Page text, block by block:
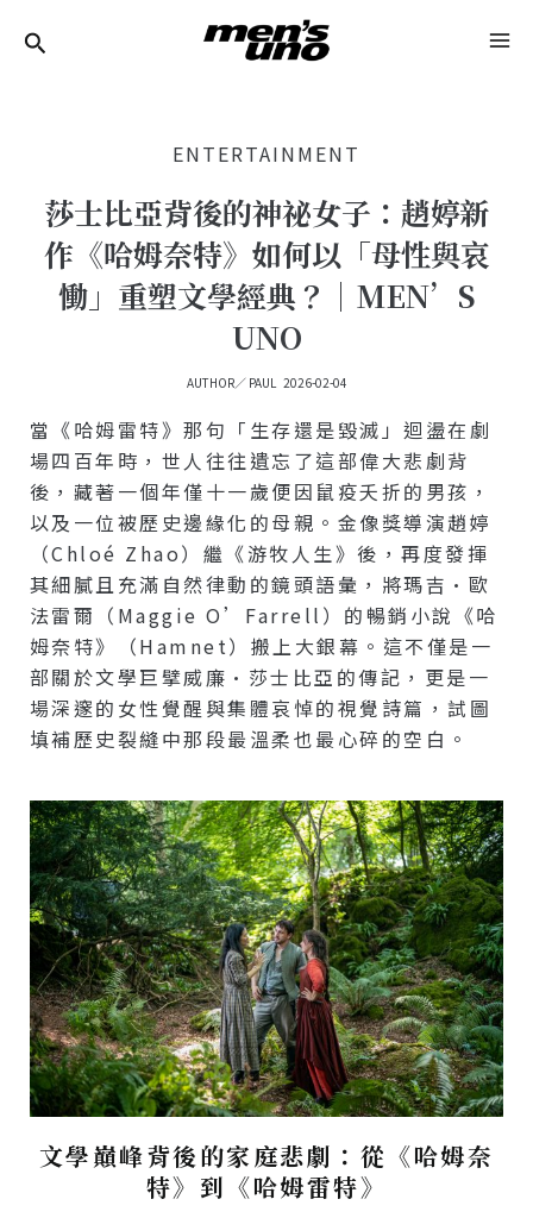
ENTERTAINMENT
莎士比亞背後的神祕女子：趙婷新
作《哈姆奈特》如何以「母性與哀
慟」重塑文學經典？｜MEN’S
UNO
AUTHOR／ PAUL 2026-02-04
當《哈姆雷特》那句「生存還是毀滅」迴盪在劇
場四百年時，世人往往遺忘了這部偉大悲劇背
後，藏著一個年僅十一歲便因鼠疫夭折的男孩，
以及一位被歷史邊緣化的母親。金像獎導演趙婷
（Chloé Zhao）繼《游牧人生》後，再度發揮
其細膩且充滿自然律動的鏡頭語彙，將瑪吉·歐
法雷爾（Maggie O’Farrell）的暢銷小說《哈
姆奈特》（Hamnet）搬上大銀幕。這不僅是一
部關於文學巨擘威廉·莎士比亞的傳記，更是一
場深邃的女性覺醒與集體哀悼的視覺詩篇，試圖
填補歷史裂縫中那段最溫柔也最心碎的空白。
文學巔峰背後的家庭悲劇：從《哈姆奈
特》到《哈姆雷特》
Navigation